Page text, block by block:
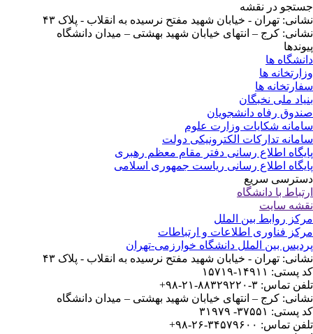
در نقشه
تهران - خیابان شهید مفتح نرسیده به انقلاب - پلاک ۴۳
کرج – انتهای خیابان شهید بهشتی – میدان دانشگاه
ها
ها
ها
ملی نخبگان
رفاه دانشجویان
شکایات وزارت علوم
تدارکات الکترونیکی دولت
اطلاع رسانی دفتر مقام معظم رهبری
اطلاع رسانی ریاست جمهوری اسلامی
سریع
با دانشگاه
سایت
روابط بین الملل
فناوری اطلاعات و ارتباطات
بین الملل دانشگاه خوارزمی-تهران
تهران - خیابان شهید مفتح نرسیده به انقلاب - پلاک ۴۳
۱۴۹۱۱-۱۵۷۱۹
تماس: ۳-۸۸۳۲۹۲۲۰-۲۱-۹۸+
کرج – انتهای خیابان شهید بهشتی – میدان دانشگاه
۳۷۵۵۱- ۳۱۹۷۹
تماس: ۳۴۵۷۹۶۰۰-۲۶-۹۸+